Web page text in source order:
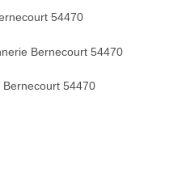
54470
Bernecourt 54470
54470